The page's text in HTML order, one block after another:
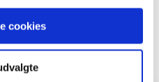
cookies